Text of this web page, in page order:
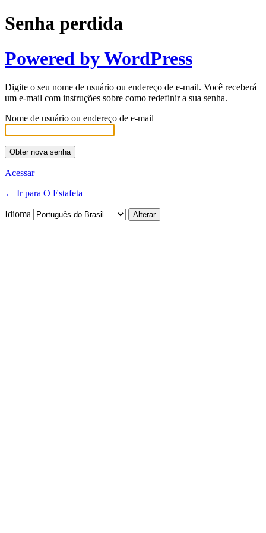
Senha perdida
Powered by WordPress
Digite o seu nome de usuário ou endereço de e-mail. Você receberá
um e-mail com instruções sobre como redefinir a sua senha.
Nome de usuário ou endereço de e-mail
Acessar
← Ir para O Estafeta
Idioma